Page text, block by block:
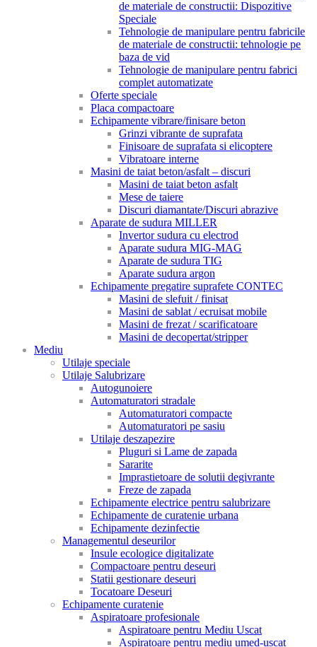
de materiale de constructii: Dispozitive
Speciale
Tehnologie de manipulare pentru fabricile
de materiale de constructii: tehnologie pe
baza de vid
Tehnologie de manipulare pentru fabrici
complet automatizate
Oferte speciale
Placa compactoare
Echipamente vibrare/finisare beton
Grinzi vibrante de suprafata
Finisoare de suprafata si elicoptere
Vibratoare interne
Masini de taiat beton/asfalt – discuri
Masini de taiat beton asfalt
Mese de taiere
Discuri diamantate/Discuri abrazive
Aparate de sudura MILLER
Invertor sudura cu electrod
Aparate sudura MIG-MAG
Aparate de sudura TIG
Aparate sudura argon
Echipamente pregatire suprafete CONTEC
Masini de slefuit / finisat
Masini de sablat / ecruisat mobile
Masini de frezat / scarificatoare
Masini de decopertat/stripper
Mediu
Utilaje speciale
Utilaje Salubrizare
Autogunoiere
Automaturatori stradale
Automaturatori compacte
Automaturatori pe sasiu
Utilaje deszapezire
Pluguri si Lame de zapada
Sararite
Imprastietoare de solutii degivrante
Freze de zapada
Echipamente electrice pentru salubrizare
Echipamente de curatenie urbana
Echipamente dezinfectie
Managementul deseurilor
Insule ecologice digitalizate
Compactoare pentru deseuri
Statii gestionare deseuri
Tocatoare Deseuri
Echipamente curatenie
Aspiratoare profesionale
Aspiratoare pentru Mediu Uscat
Aspiratoare pentru mediu umed-uscat